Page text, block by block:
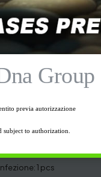
1 pcs
Group
previa autorizzazione
subject to authorization.